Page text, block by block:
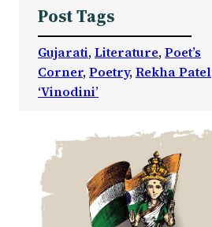
Post Tags
Gujarati, Literature, Poet’s
Corner, Poetry, Rekha Patel
‘Vinodini’